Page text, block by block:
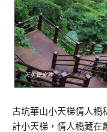
古坑華山小天梯情人橋
計小天梯，情人橋藏在